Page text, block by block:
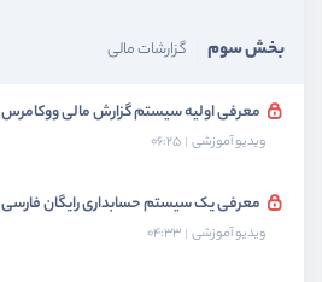
بخش سوم گزارشات مالی
معرفی اولیه سیستم گزارش مالی ووکامرس
ویدیو آموزشی 06:25
معرفی یک سیستم حسابداری رایگان فارسی
ویدیو آموزشی 04:33